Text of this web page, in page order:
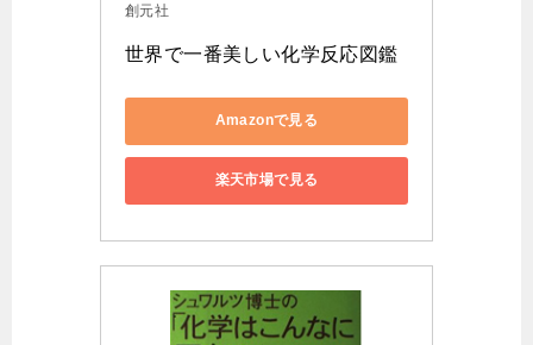
創元社
世界で一番美しい化学反応図鑑
Amazonで見る
楽天市場で見る